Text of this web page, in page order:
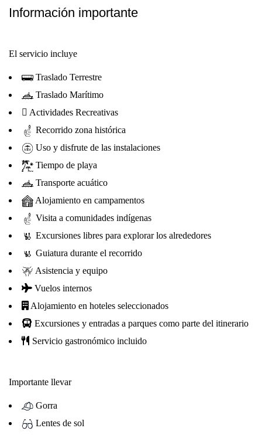
Información importante
El servicio incluye
Traslado Terrestre
Traslado Marítimo
Actividades Recreativas
Recorrido zona histórica
Uso y disfrute de las instalaciones
Tiempo de playa
Transporte acuático
Alojamiento en campamentos
Visita a comunidades indígenas
Excursiones libres para explorar los alrededores
Guiatura durante el recorrido
Asistencia y equipo
Vuelos internos
Alojamiento en hoteles seleccionados
Excursiones y entradas a parques como parte del itinerario
Servicio gastronómico incluido
Importante llevar
Gorra
Lentes de sol